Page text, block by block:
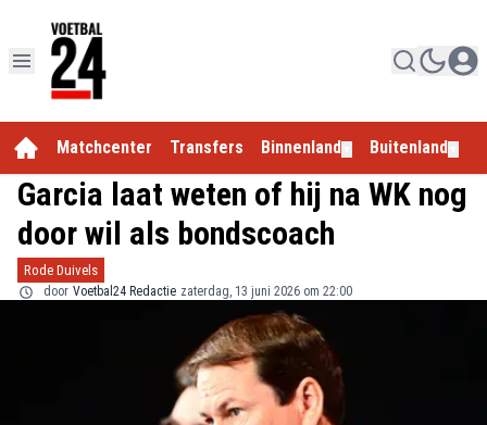
Matchcenter Transfers Binnenland Buitenland
Garcia laat weten of hij na WK nog
door wil als bondscoach
Rode Duivels
door Voetbal24 Redactie zaterdag, 13 juni 2026 om 22:00